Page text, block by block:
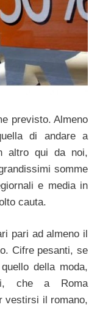
previsto. Almeno
di andare a
altro qui da noi,
somme
e media in
cauta.
pari ad almeno il
Cifre pesanti, se
della moda,
che a Roma
vestirsi il romano,